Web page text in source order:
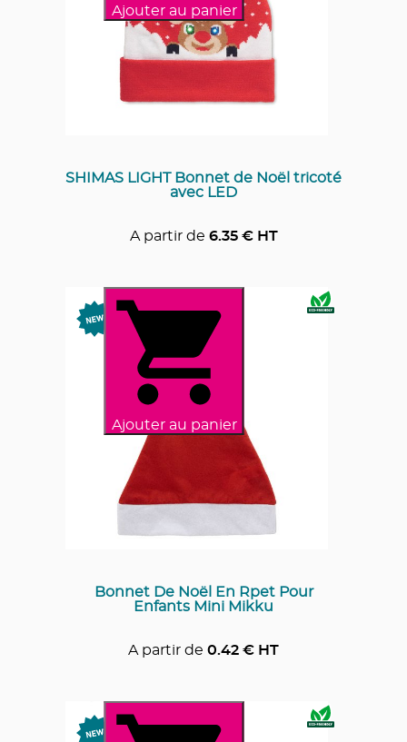
Ajouter au panier
SHIMAS LIGHT Bonnet de Noël tricoté
avec LED
A partir de 6.35€ HT
Ajouter au panier
Bonnet De Noël En Rpet Pour
Enfants Mini Mikku
A partir de 0.42 € HT